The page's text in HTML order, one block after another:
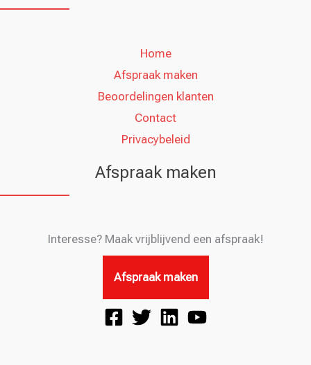
Home
Afspraak maken
Beoordelingen klanten
Contact
Privacybeleid
Afspraak maken
Interesse? Maak vrijblijvend een afspraak!
Afspraak maken